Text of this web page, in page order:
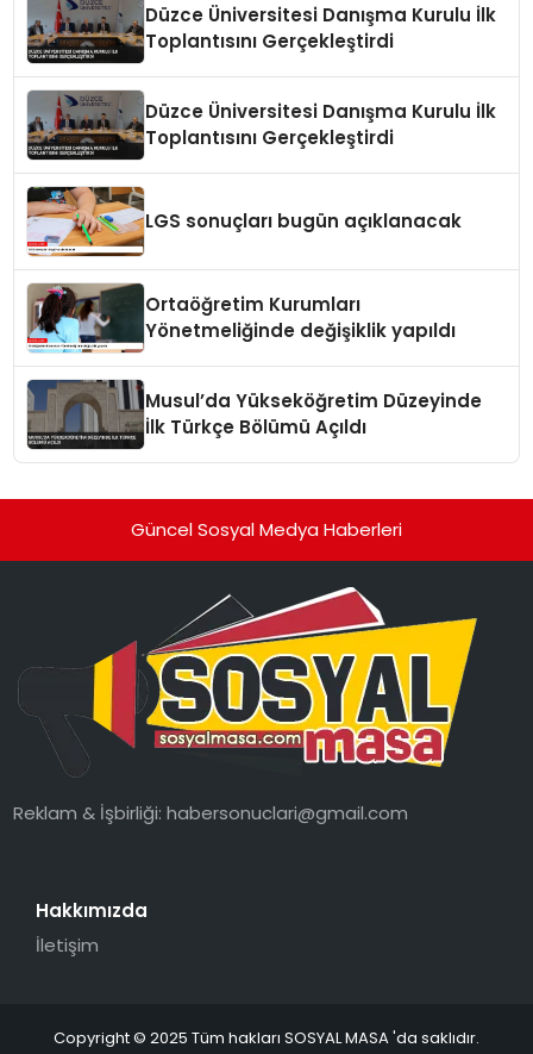
Düzce Üniversitesi Danışma Kurulu İlk
Toplantısını Gerçekleştirdi
Düzce Üniversitesi Danışma Kurulu İlk
Toplantısını Gerçekleştirdi
LGS sonuçları bugün açıklanacak
Ortaöğretim Kurumları
Yönetmeliğinde değişiklik yapıldı
Musul’da Yükseköğretim Düzeyinde
İlk Türkçe Bölümü Açıldı
Güncel Sosyal Medya Haberleri
Reklam & İşbirliği:habersonuclari@gmail.com
Hakkımızda
İletişim
Copyright © 2025 Tüm hakları SOSYAL MASA 'da saklıdır.